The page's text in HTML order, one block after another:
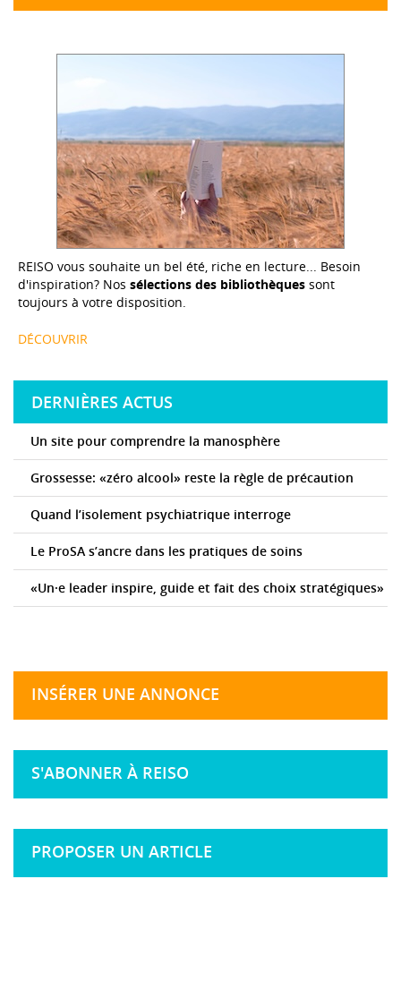
REISO vous souhaite un bel été, riche en lecture... Besoin
d'inspiration? Nos sélections des bibliothèques sont
toujours à votre disposition.
DÉCOUVRIR
DERNIÈRES ACTUS
Un site pour comprendre la manosphère
Grossesse: «zéro alcool» reste la règle de précaution
Quand l’isolement psychiatrique interroge
Le ProSA s’ancre dans les pratiques de soins
«Un·e leader inspire, guide et fait des choix stratégiques»
INSÉRER UNE ANNONCE
S'ABONNER À REISO
PROPOSER UN ARTICLE